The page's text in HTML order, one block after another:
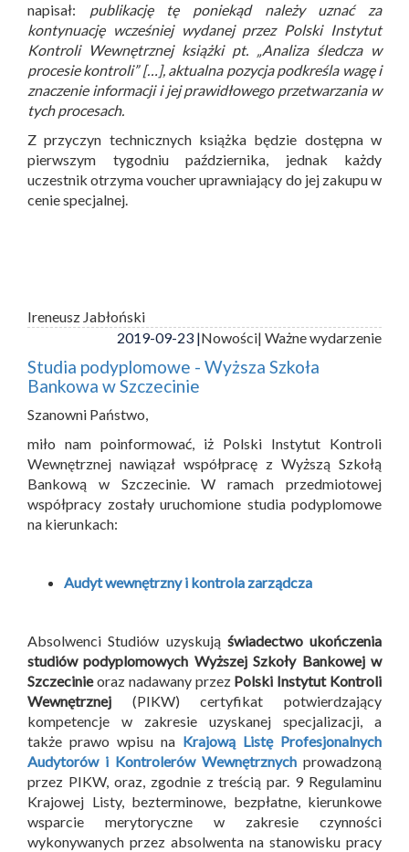
napisał: publikację tę poniekąd należy uznać za
kontynuację wcześniej wydanej przez Polski Instytut
Kontroli Wewnętrznej książki pt. „Analiza śledcza w
procesie kontroli” […], aktualna pozycja podkreśla wagę i
znaczenie informacji i jej prawidłowego przetwarzania w
tych procesach.
Z przyczyn technicznych książka będzie dostępna w
pierwszym tygodniu października, jednak każdy
uczestnik otrzyma voucher uprawniający do jej zakupu w
cenie specjalnej.
Ireneusz Jabłoński
2019-09-23 |Nowości| Ważne wydarzenie
Studia podyplomowe - Wyższa Szkoła
Bankowa w Szczecinie
Szanowni Państwo,
miło nam poinformować, iż Polski Instytut Kontroli
Wewnętrznej nawiązał współpracę z Wyższą Szkołą
Bankową w Szczecinie. W ramach przedmiotowej
współpracy zostały uruchomione studia podyplomowe
na kierunkach:
Audyt wewnętrzny i kontrola zarządcza
Absolwenci Studiów uzyskują świadectwo ukończenia
studiów podyplomowych Wyższej Szkoły Bankowej w
Szczecinieoraz nadawany przez Polski Instytut Kontroli
Wewnętrznej (PIKW) certyfikat potwierdzający
kompetencje w zakresie uzyskanej specjalizacji, a
także prawo wpisu na Krajową Listę Profesjonalnych
Audytorów i Kontrolerów Wewnętrznych prowadzoną
przez PIKW, oraz, zgodnie z treścią par. 9 Regulaminu
Krajowej Listy, bezterminowe, bezpłatne, kierunkowe
wsparcie merytoryczne w zakresie czynności
wykonywanych przez absolwenta na stanowisku pracy